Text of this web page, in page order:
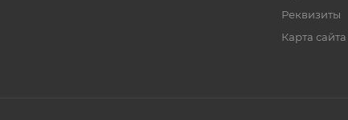
Реквизиты
Карта сайта